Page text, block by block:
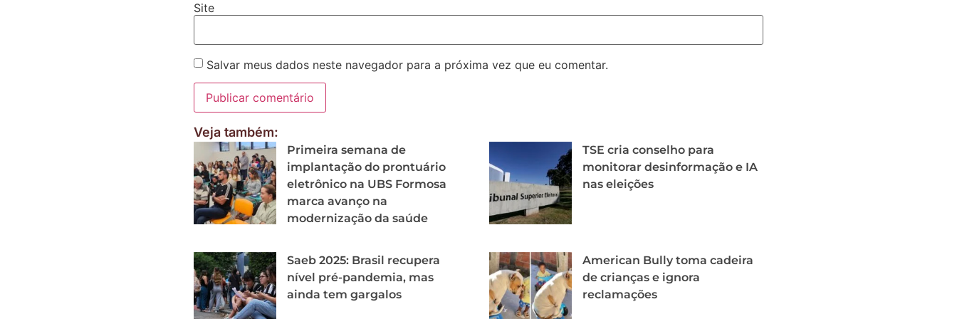
Site
Salvar meus dados neste navegador para a próxima vez que eu comentar.
Veja também:
Primeira semana de
implantação do prontuário
eletrônico na UBS Formosa
marca avanço na
modernização da saúde
TSE cria conselho para
monitorar desinformação e IA
nas eleições
Saeb 2025: Brasil recupera
nível pré-pandemia, mas
ainda tem gargalos
American Bully toma cadeira
de crianças e ignora
reclamações